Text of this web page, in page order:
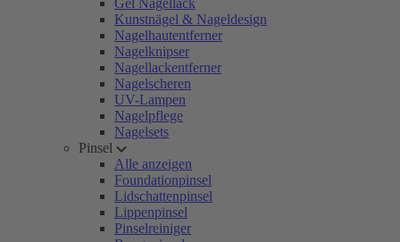
Gel Nagellack
Kunstnägel & Nageldesign
Nagelhautentferner
Nagelknipser
Nagellackentferner
Nagelscheren
UV-Lampen
Nagelpflege
Nagelsets
Pinsel
Alle anzeigen
Foundationpinsel
Lidschattenpinsel
Lippenpinsel
Pinselreiniger